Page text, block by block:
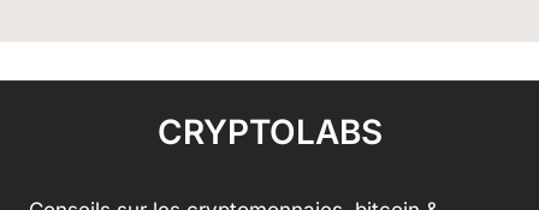
CRYPTOLABS